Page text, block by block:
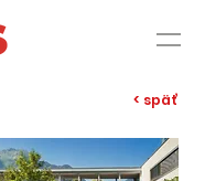
< späť